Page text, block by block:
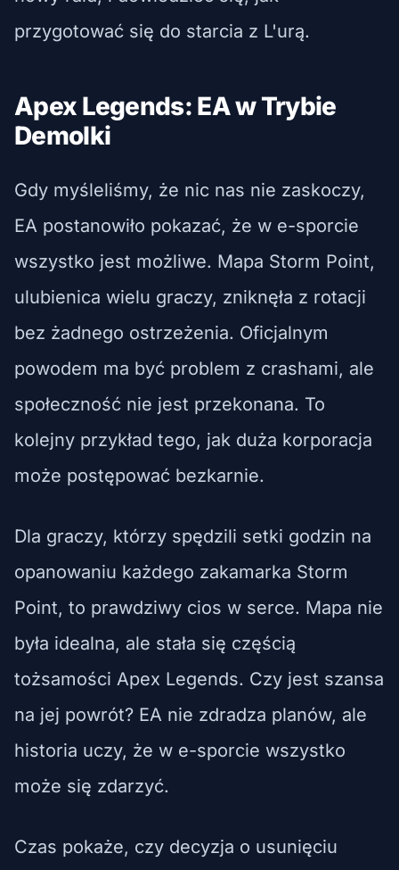
przygotować się do starcia z L'urą.
Apex Legends: EA w Trybie
Demolki
Gdy myśleliśmy, że nic nas nie zaskoczy,
EA postanowiło pokazać, że w e-sporcie
wszystko jest możliwe. Mapa Storm Point,
ulubienica wielu graczy, zniknęła z rotacji
bez żadnego ostrzeżenia. Oficjalnym
powodem ma być problem z crashami, ale
społeczność nie jest przekonana. To
kolejny przykład tego, jak duża korporacja
może postępować bezkarnie.
Dla graczy, którzy spędzili setki godzin na
opanowaniu każdego zakamarka Storm
Point, to prawdziwy cios w serce. Mapa nie
była idealna, ale stała się częścią
tożsamości Apex Legends. Czy jest szansa
na jej powrót? EA nie zdradza planów, ale
historia uczy, że w e-sporcie wszystko
może się zdarzyć.
Czas pokaże, czy decyzja o usunięciu